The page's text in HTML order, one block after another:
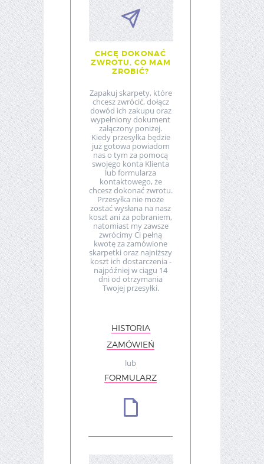
CHCĘ DOKONAĆ
ZWROTU, CO MAM
ZROBIĆ?
Zapakuj skarpety, które
chcesz zwrócić, dołącz
dowód ich zakupu oraz
wypełniony dokument
załączony poniżej.
Kiedy przesyłka będzie
już gotowa powiadom
nas o tym za pomocą
swojego konta Klienta
lub formularza
kontaktowego, że
chcesz dokonać zwrotu.
Przesyłka nie może
zostać wysłana na nasz
koszt ani za pobraniem,
natomiast my zawsze
zwrócimy Ci pełną
kwotę za zamówione
skarpetki oraz najniższy
koszt ich dostarczenia -
najpóźniej w ciągu 14
dni od otrzymania
Twojej przesyłki.
HISTORIA
ZAMÓWIEŃ
lub
FORMULARZ